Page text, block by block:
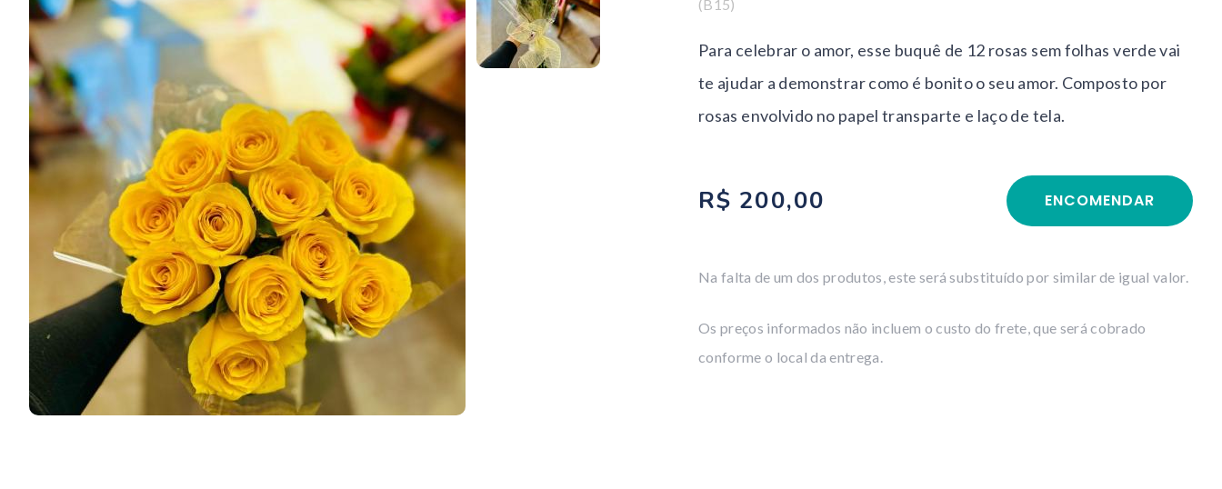
(B15)
Para celebrar o amor, esse buquê de 12 rosas sem folhas verde vai
te ajudar a demonstrar como é bonito o seu amor. Composto por
rosas envolvido no papel transparte e laço de tela.
R$ 200,00 ENCOMENDAR
Na falta de um dos produtos, este será substituído por similar de igual valor.
Os preços informados não incluem o custo do frete, que será cobrado
conforme o local da entrega.